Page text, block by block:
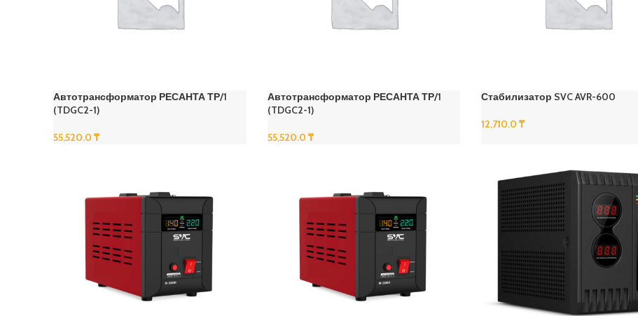
Автотрансформатор РЕСАНТА ТР/1
(TDGC2-1)
55,520.0 ₸
Автотрансформатор РЕСАНТА ТР/1
(TDGC2-1)
55,520.0 ₸
Стабилизатор SVC AVR-600
12,710.0 ₸